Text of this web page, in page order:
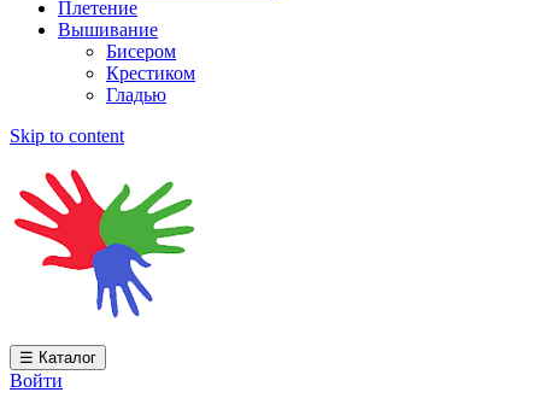
Плетение
Вышивание
Бисером
Крестиком
Гладью
Skip to content
☰ Каталог
Войти